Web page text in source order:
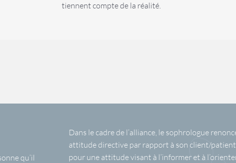
tiennent compte de la réalité.
qu’il
Dans le cadre de l’alliance, le sophrologue
attitude directive par rapport à son client/
pour une attitude visant à l’informer et à